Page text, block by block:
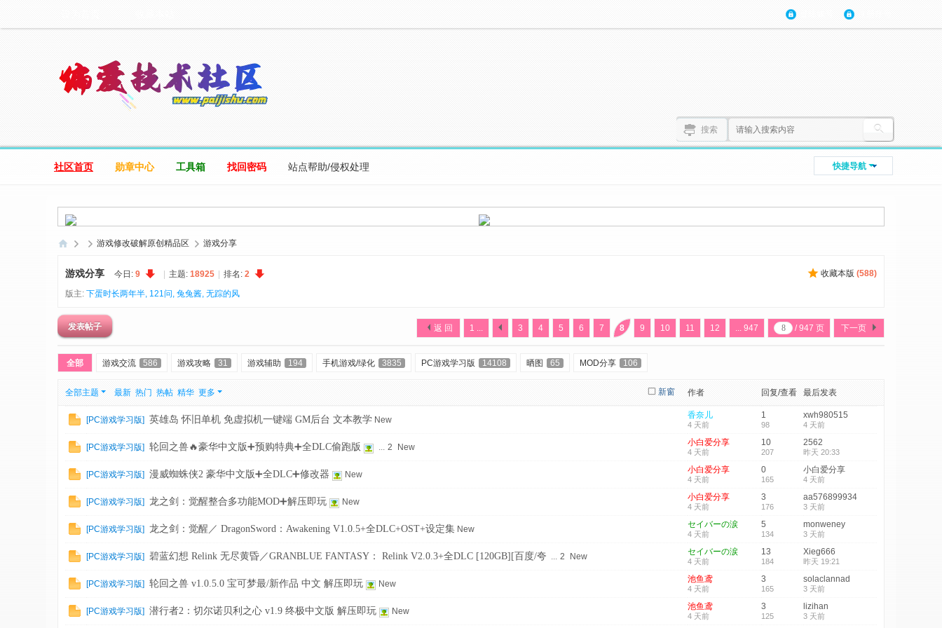
搜索
快捷导航
社区首页 勋章中心 工具箱 找回密码 站点帮助/侵权处理
术
区
游戏修改破解原创精品区 游戏分享
收藏本版 (588)
游戏分享 今日: 9 主题: 18925 排名: 2
版主: 下蛋时长两年半, 121问, 兔兔酱, 无踪的风
1 ... 3 4 5 6 7 8 9 10 11 12 ... 947 / 947 页 下一页
返 回
发表帖子
全部 游戏交流 586 游戏攻略 31 游戏辅助 194 手机游戏/绿化 3835 PC游戏学习版 14108 晒图 65 MOD分享 106
新窗
全部主题 最新 热门 热帖 精华 更多 作者 回复/查看 最后发表
[PC游戏学习版] 英雄岛 怀旧单机 免虚拟机一键端 GM后台 文本教学 New 香奈儿
4 天前
1
98
xwh980515
4 天前
[PC游戏学习版] 轮回之兽🔥豪华中文版➕预购特典➕全DLC偷跑版 ... 2 New 小白爱分享
4 天前
10
207
2562
昨天 20:33
[PC游戏学习版] 漫威蜘蛛侠2 豪华中文版➕全DLC➕修改器 New 小白爱分享
4 天前
0
165
小白爱分享
4 天前
[PC游戏学习版] 龙之剑：觉醒整合多功能MOD➕解压即玩 New 小白爱分享
4 天前
3
176
aa576899934
3 天前
[PC游戏学习版] 龙之剑：觉醒／ DragonSword：Awakening V1.0.5+全DLC+OST+设定集 New セイバーの涙
4 天前
5
134
monweney
3 天前
[PC游戏学习版] 碧蓝幻想 Relink 无尽黄昏／GRANBLUE FANTASY： Relink V2.0.3+全DLC [120GB][百度/夸 ... 2 New セイバーの涙
4 天前
13
184
Xieg666
昨天 19:21
[PC游戏学习版] 轮回之兽 v1.0.5.0 宝可梦最/新作品 中文 解压即玩 New 池鱼鸢
4 天前
3
165
solaclannad
3 天前
[PC游戏学习版] 潜行者2：切尔诺贝利之心 v1.9 终极中文版 解压即玩 New 池鱼鸢
4 天前
3
125
lizihan
3 天前